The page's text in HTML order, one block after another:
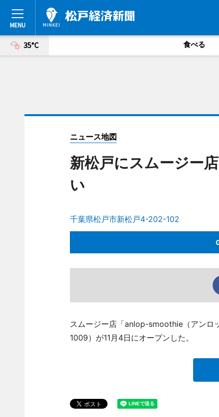
35°C 食べる
ニュース地図
新松戸にスムージー
い
千葉県松戸市新松戸4-202-102
スムージー店「anlop-smoothie（アンロ
1009）が11月4日にオープンした。